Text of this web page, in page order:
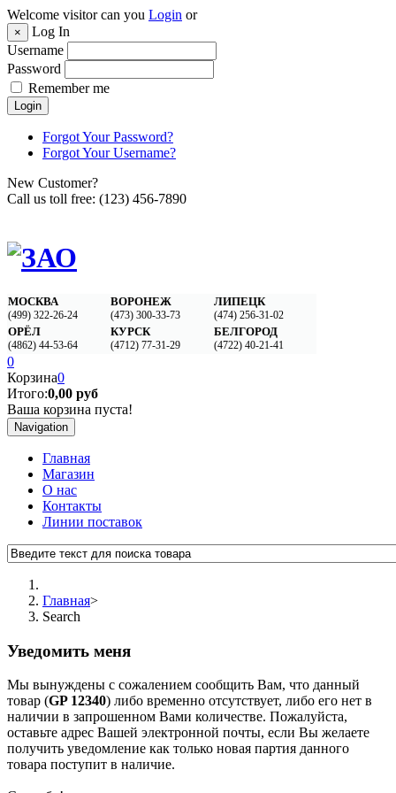
Welcome visitor can you Login or
×
Log In
Username
Password
Remember me
Login
Forgot Your Password?
Forgot Your Username?
New Customer?
Call us toll free: (123) 456-7890
МОСКВА
(499) 322-26-24
ВОРОНЕЖ
(473) 300-33-73
ЛИПЕЦК
(474) 256-31-02‬
ОРЁЛ
(4862) 44-53-64
КУРСК
(4712) 77-31-29
БЕЛГОРОД
(4722) 40-21-41
0
Корзина0
Итого:0,00 руб
Ваша корзина пуста!
Navigation
Главная
Магазин
О нас
Контакты
Линии поставок
Главная>
Search
Уведомить меня
Мы вынуждены с сожалением сообщить Вам, что данный
товар (GP 12340) либо временно отсутствует, либо его нет в
наличии в запрошенном Вами количестве. Пожалуйста,
оставьте адрес Вашей электронной почты, если Вы желаете
получить уведомление как только новая партия данного
товара поступит в наличие.